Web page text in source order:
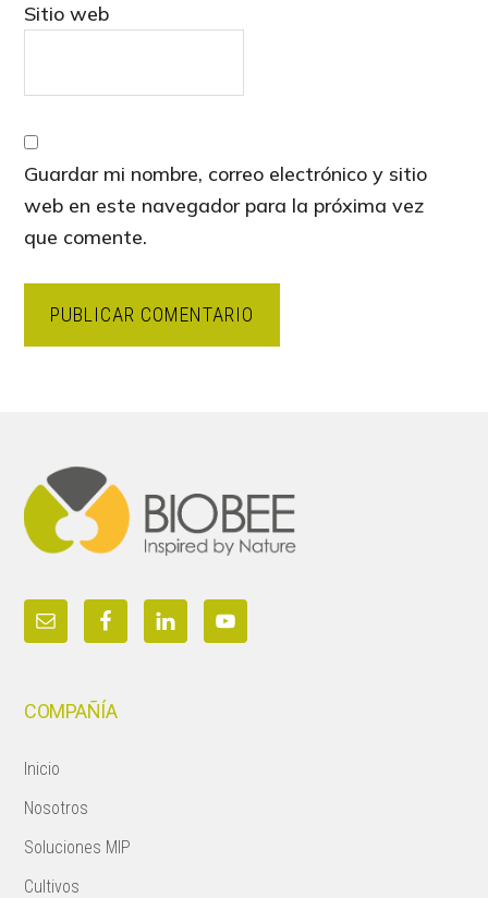
Sitio web
Guardar mi nombre, correo electrónico y sitio
web en este navegador para la próxima vez
que comente.
COMPAÑÍA
Inicio
Nosotros
Soluciones MIP
Cultivos